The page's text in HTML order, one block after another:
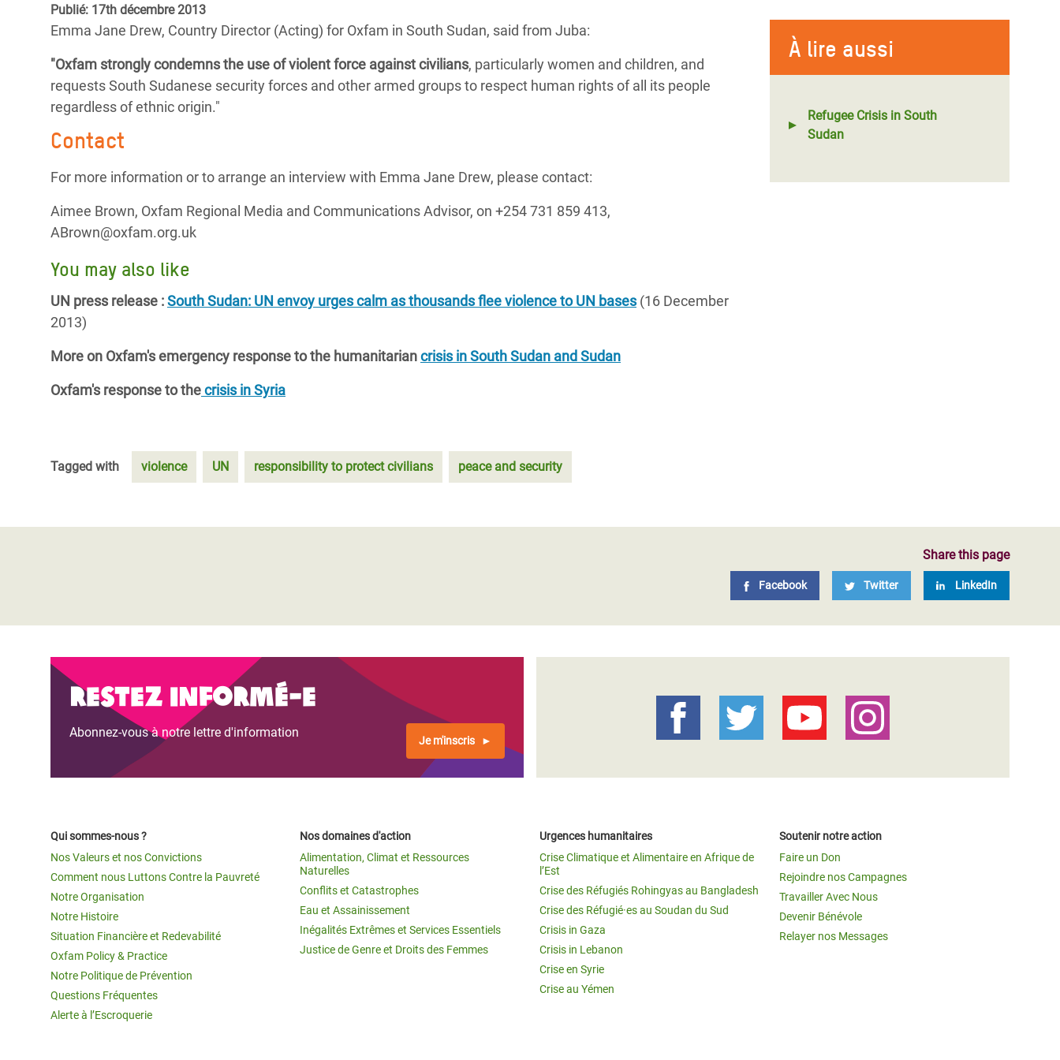
Conflits et Catastrophes
Services Essentiels
Inequality and Rights in a
Alimentaire en Afrique de
l’Est
Crise au Yémen
Crise des Réfugié·es au
#MonClimatMonAvenir
Derrière notre Alimentation
Les Violences Faites aux Femmes et aux
Publié: 17th décembre 2013
À lire aussi
Refugee Crisis in South
Sudan
Emma Jane Drew, Country Director (Acting) for Oxfam in South Sudan, said from Juba:
"Oxfam strongly condemns the use of violent force against civilians, particularly women and children, and
requests South Sudanese security forces and other armed groups to respect human rights of all its people
regardless of ethnic origin."
Contact
For more information or to arrange an interview with Emma Jane Drew, please contact:
Aimee Brown, Oxfam Regional Media and Communications Advisor, on +254 731 859 413,
ABrown@oxfam.org.uk
You may also like
UN press release :South Sudan: UN envoy urges calm as thousands flee violence to UN bases (16 December
2013)
More on Oxfam's emergency response to the humanitariancrisis in South Sudan and Sudan
Oxfam's response to thecrisis in Syria
Tagged with violence UN responsibility to protect civilians peace and security
Share this page
Facebook Twitter LinkedIn
Restez informé-e
Abonnez-vous à notre lettre d'information
Je m'inscris
Qui sommes-nous ?
Nos Valeurs et nos Convictions
Comment nous Luttons Contre la Pauvreté
Notre Organisation
Notre Histoire
Situation Financière et Redevabilité
Oxfam Policy & Practice
Notre Politique de Prévention
Questions Fréquentes
Alerte à l’Escroquerie
Nos domaines d'action
Alimentation, Climat et Ressources
Naturelles
Conflits et Catastrophes
Eau et Assainissement
Inégalités Extrêmes et Services Essentiels
Justice de Genre et Droits des Femmes
Urgences humanitaires
Crise Climatique et Alimentaire en Afrique de
l’Est
Crise des Réfugiés Rohingyas au Bangladesh
Crise des Réfugié·es au Soudan du Sud
Crisis in Gaza
Crisis in Lebanon
Crise en Syrie
Crise au Yémen
Soutenir notre action
Faire un Don
Rejoindre nos Campagnes
Travailler Avec Nous
Devenir Bénévole
Relayer nos Messages